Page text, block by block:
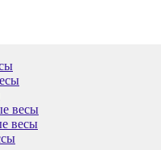
весы
весы